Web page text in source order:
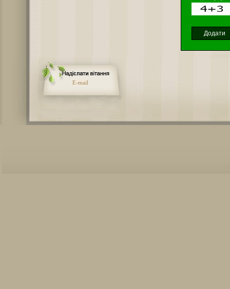
E-mail